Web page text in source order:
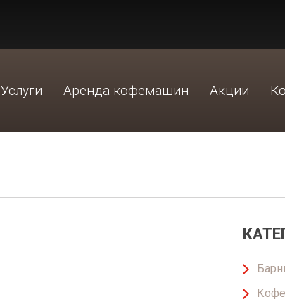
Услуги Аренда кофемашин Акции
Кофе